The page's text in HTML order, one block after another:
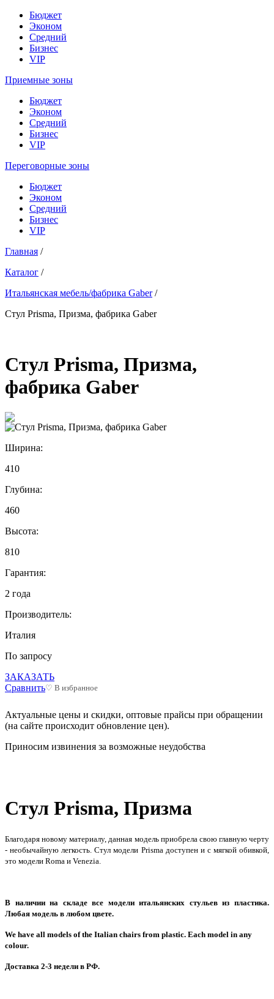
Бюджет
Эконом
Средний
Бизнес
VIP
Приемные зоны
Бюджет
Эконом
Средний
Бизнес
VIP
Переговорные зоны
Бюджет
Эконом
Средний
Бизнес
VIP
Главная /
Каталог /
Итальянская мебель/фабрика Gaber/
Стул Prisma, Призма, фабрика Gaber
Стул Prisma, Призма,
фабрика Gaber
Ширина:
410
Глубина:
460
Высота:
810
Гарантия:
2 года
Производитель:
Италия
По запросу
ЗАКАЗАТЬ
Сравнить♡ В избранное
Актуальные цены и скидки, оптовые прайсы при обращении
(на сайте происходит обновление цен).
Приносим извинения за возможные неудобства
Стул Prisma, Призма
Благодаря новому материалу, данная модель приобрела свою главную черту
- необычайную легкость. Стул модели Prisma доступен и с мягкой обивкой,
это модели Roma и Venezia.
В наличии на складе все модели итальянских стульев из пластика.
Любая модель в любом цвете.
We have all models of the Italian chairs from plastic. Each model in any
colour.
Доставка 2-3 недели в РФ.